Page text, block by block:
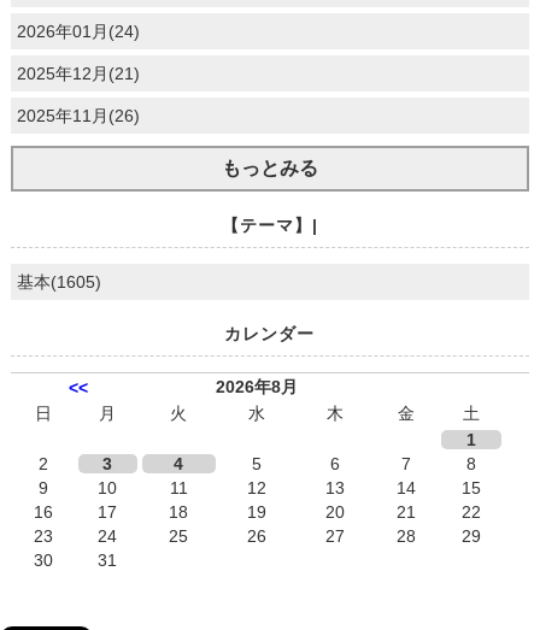
2026年01月(24)
2025年12月(21)
2025年11月(26)
もっとみる
【テーマ】|
基本(1605)
カレンダー
<<
2026年8月
日
月 火 水 木 金
土
1
2
3 4 5 6 7
8
9
10 11 12 13 14
15
16
17 18 19 20 21
22
23
24 25 26 27 28
29
30
31